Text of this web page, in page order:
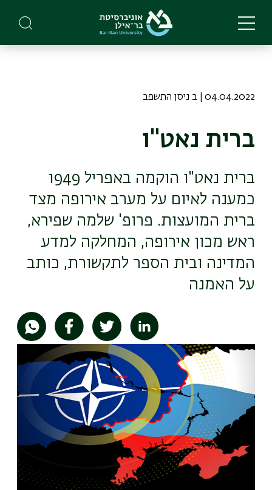
main
04.04.2022 | ב ניסן התשפב
ברית נאט"ו
ברית נאט"ו הוקמה באפריל 1949
כמענה לאיום על מערב אירופה מצד
ברית המועצות. פרופ' שלמה שפירא,
ראש מכון אירופה, המחלקה למדע
המדינה ובית הספר לתקשורת, כותב
על האמנה
תמונה